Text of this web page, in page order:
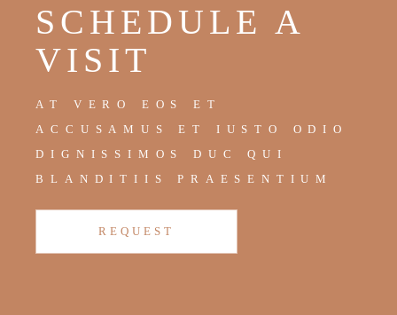
SCHEDULE A
VISIT
AT VERO EOS ET
ACCUSAMUS ET IUSTO ODIO
DIGNISSIMOS DUC QUI
BLANDITIIS PRAESENTIUM
REQUEST